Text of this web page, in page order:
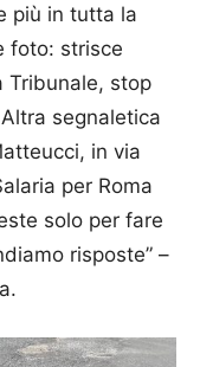
più in tutta la
foto: strisce
Tribunale, stop
segnaletica
in via
per Roma
solo per fare
risposte” –